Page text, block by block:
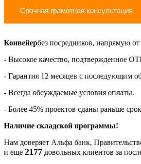
Срочная грамотная консультация
Конвейербез посредников, напрямую от
- Высокое качество, подтвержденное
- Гарантия 12 месяцев с последующим
- Всегда обсуждаемые условия оплаты.
- Более 45% проектов сданы раньше
Наличие складской программы!
Нам доверяет Альфа банк,
и еще 2177 довольных клиентов за